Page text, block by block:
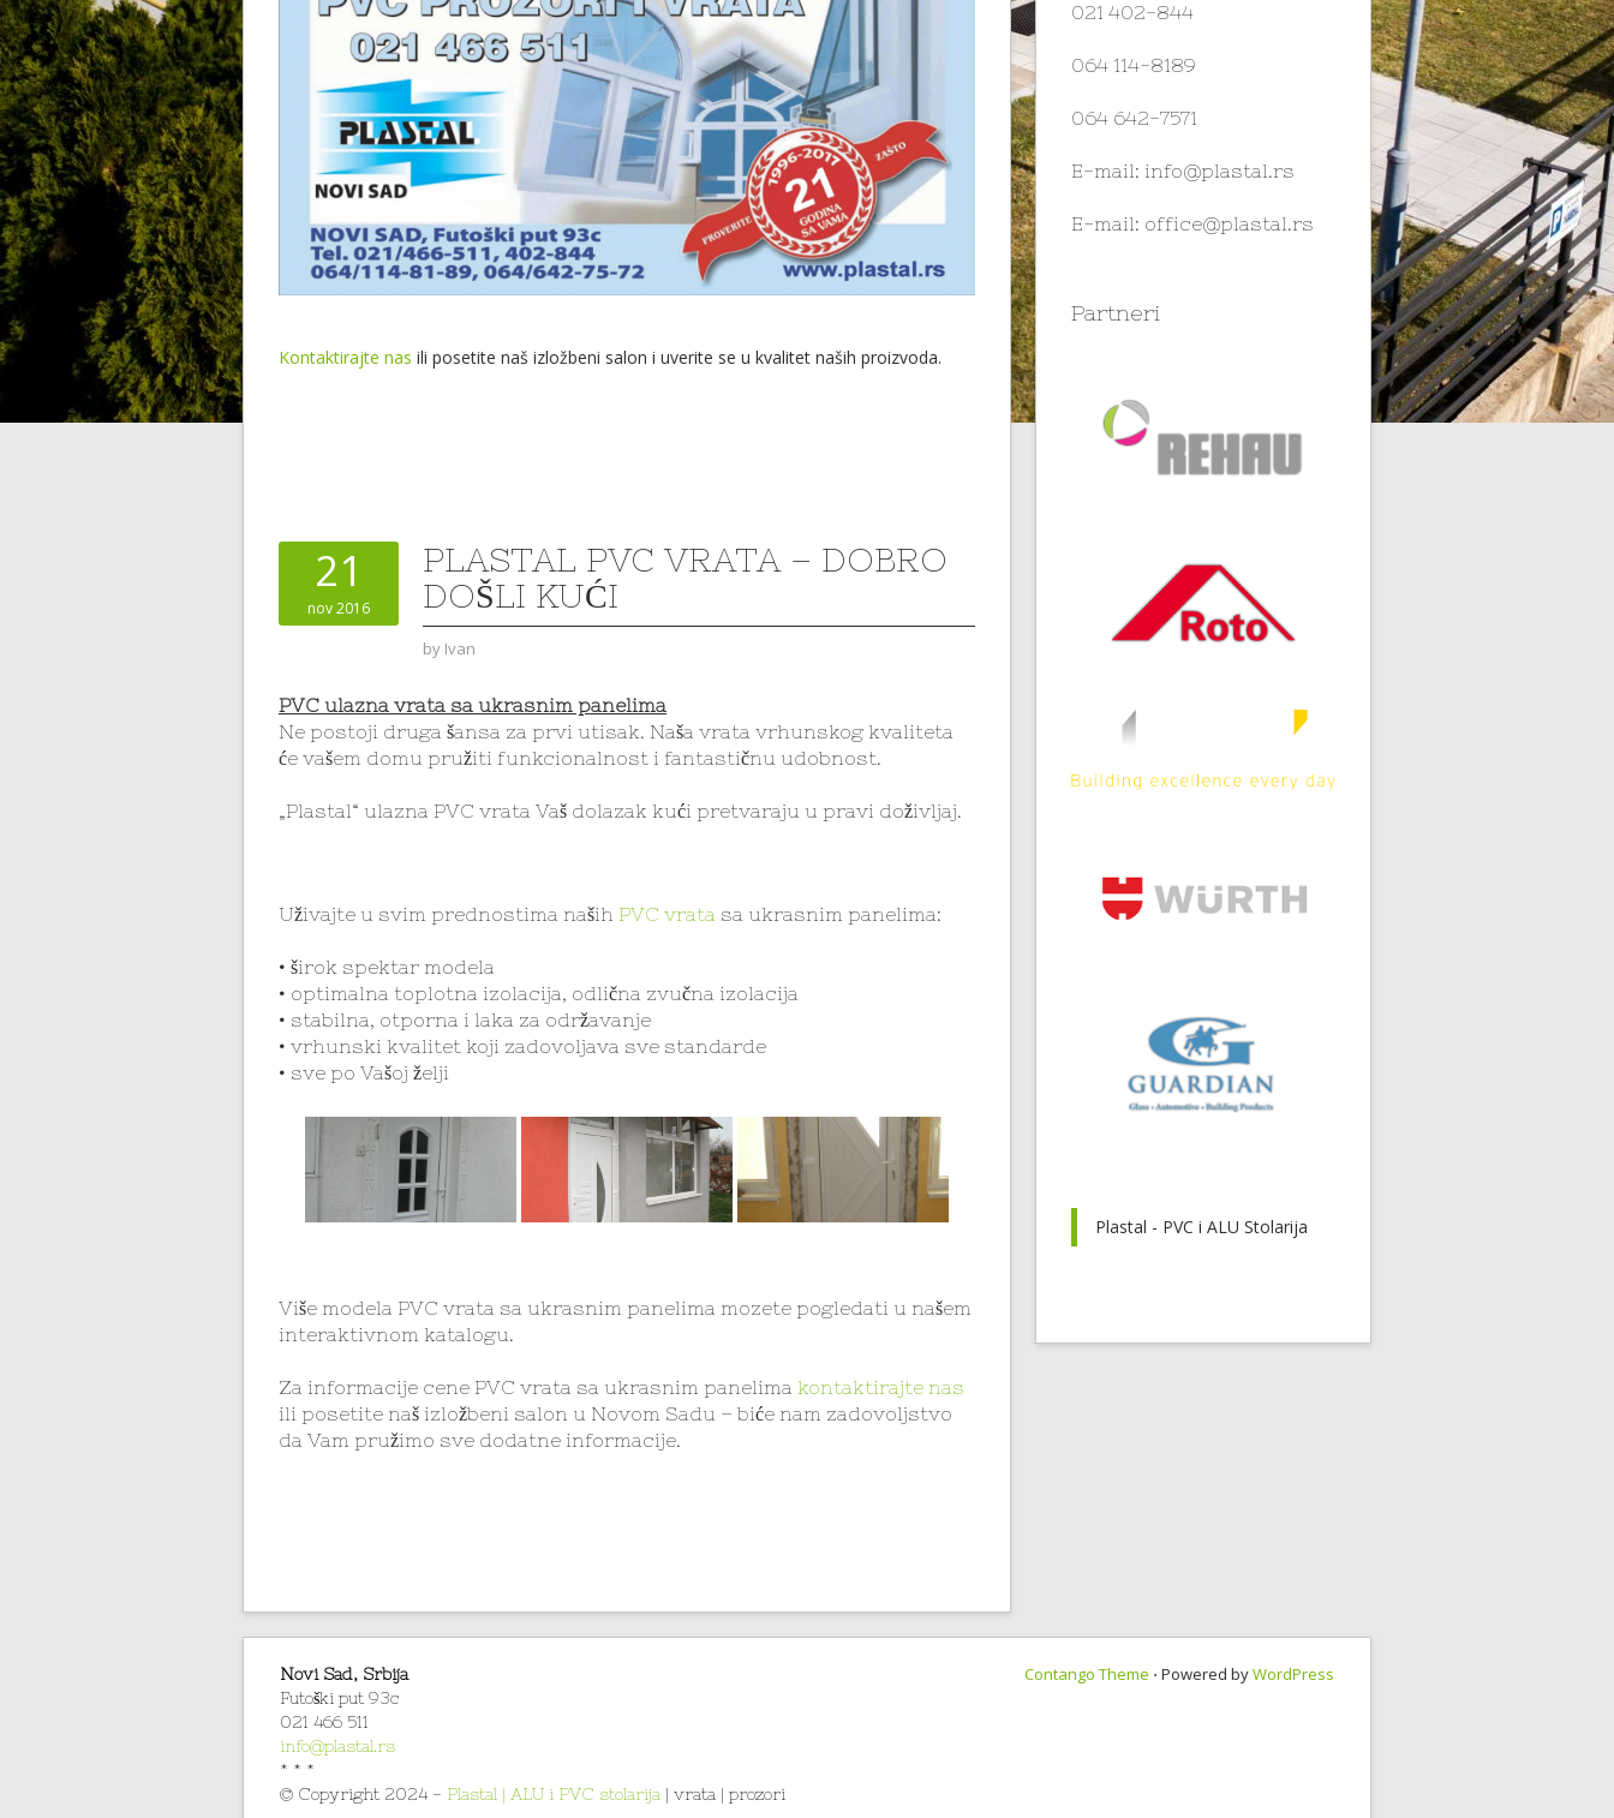
Kontaktirajte nas ili posetite naš izložbeni salon i uverite se u kvalitet naših proizvoda.
21
nov 2016
PLASTAL PVC VRATA – DOBRO
DOŠLI KUĆI
by Ivan
PVC ulazna vrata sa ukrasnim panelima
Ne postoji druga šansa za prvi utisak. Naša vrata vrhunskog kvaliteta
će vašem domu pružiti funkcionalnost i fantastičnu udobnost.
„Plastal“ ulazna PVC vrata Vaš dolazak kući pretvaraju u pravi doživljaj.
Uživajte u svim prednostima naših PVC vrata sa ukrasnim panelima:
• širok spektar modela
• optimalna toplotna izolacija, odlična zvučna izolacija
• stabilna, otporna i laka za održavanje
• vrhunski kvalitet koji zadovoljava sve standarde
• sve po Vašoj želji
Više modela PVC vrata sa ukrasnim panelima mozete pogledati u našem
interaktivnom katalogu.
Za informacije cene PVC vrata sa ukrasnim panelima kontaktirajte nas
ili posetite naš izložbeni salon u Novom Sadu – biće nam zadovoljstvo
da Vam pružimo sve dodatne informacije.
021 402-844
064 114-8189
064 642-7571
E-mail: info@plastal.rs
E-mail: office@plastal.rs
Partneri
Plastal - PVC i ALU Stolarija
Novi Sad, Srbija
Futoški put 93c
021 466 511
info@plastal.rs
* * *
© Copyright 2024 - Plastal | ALU i PVC stolarija | vrata | prozori
Contango Theme ⋅ Powered byWordPress